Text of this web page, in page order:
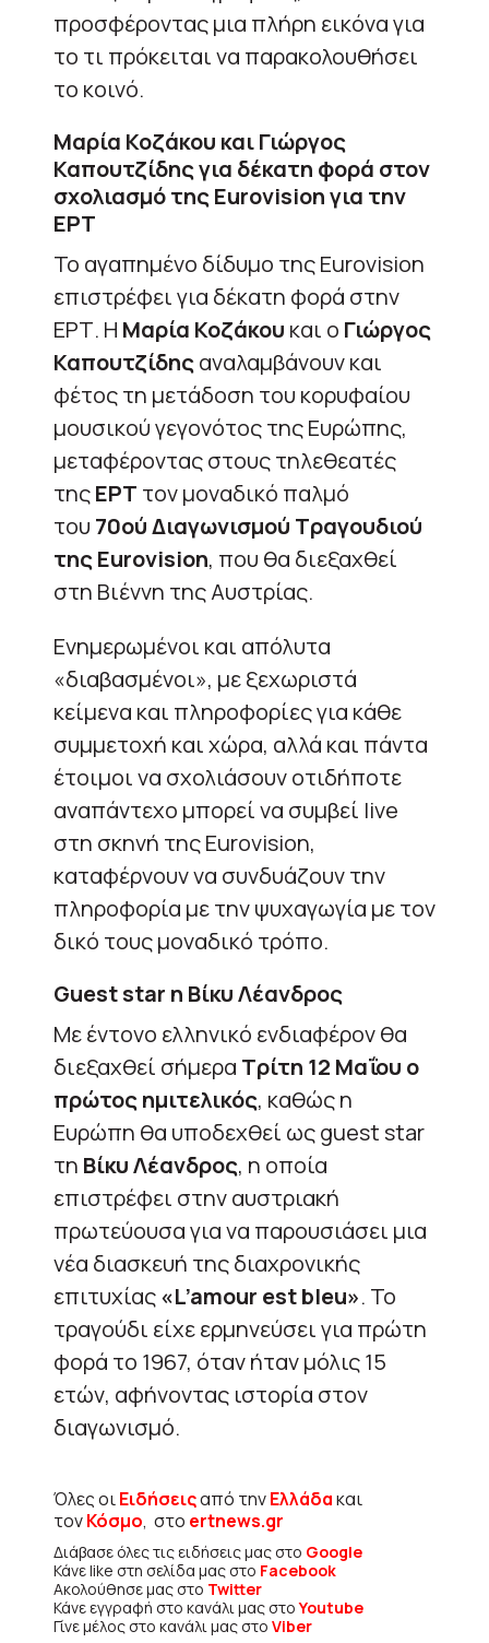
προσφέροντας μια πλήρη εικόνα για
το τι πρόκειται να παρακολουθήσει
το κοινό.
Μαρία Κοζάκου και Γιώργος
Καπουτζίδης για δέκατη φορά στον
σχολιασμό της Eurovision για την
ΕΡΤ
Το αγαπημένο δίδυμο της Eurovision
επιστρέφει για δέκατη φορά στην
ΕΡΤ. Η Μαρία Κοζάκου και ο Γιώργος
Καπουτζίδηςαναλαμβάνουν και
φέτος τη μετάδοση του κορυφαίου
μουσικού γεγονότος της Ευρώπης,
μεταφέροντας στους τηλεθεατές
τηςΕΡΤ τον μοναδικό παλμό
του 70ού Διαγωνισμού Τραγουδιού
της Eurovision, που θα διεξαχθεί
στη Βιέννη της Αυστρίας.
Ενημερωμένοι και απόλυτα
«διαβασμένοι», με ξεχωριστά
κείμενα και πληροφορίες για κάθε
συμμετοχή και χώρα, αλλά και πάντα
έτοιμοι να σχολιάσουν οτιδήποτε
αναπάντεχο μπορεί να συμβεί live
στη σκηνή της Eurovision,
καταφέρνουν να συνδυάζουν την
πληροφορία με την ψυχαγωγία με τον
δικό τους μοναδικό τρόπο.
Guest star η Βίκυ Λέανδρος
Με έντονο ελληνικό ενδιαφέρον θα
διεξαχθεί σήμερα Τρίτη 12 Μαΐου ο
πρώτος ημιτελικός, καθώς η
Ευρώπη θα υποδεχθεί ως guest star
τη Βίκυ Λέανδρος, η οποία
επιστρέφει στην αυστριακή
πρωτεύουσα για να παρουσιάσει μια
νέα διασκευή της διαχρονικής
επιτυχίας«L’amour est bleu». Το
τραγούδι είχε ερμηνεύσει για πρώτη
φορά το 1967, όταν ήταν μόλις 15
ετών, αφήνοντας ιστορία στον
διαγωνισμό.
Όλες οιΕιδήσειςαπό τηνΕλλάδακαι
τονΚόσμο, στο ertnews.gr
Διάβασε όλες τις ειδήσεις μας στο Google
Κάνε like στη σελίδα μας στο Facebook
Ακολούθησε μας στο Twitter
Κάνε εγγραφή στο κανάλι μας στοYoutube
Γίνε μέλος στο κανάλι μας στο Viber